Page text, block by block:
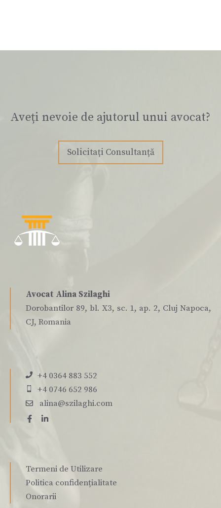
Aveți nevoie de ajutorul unui avocat?
Solicitați Consultanță
Avocat Alina Szilaghi
Dorobantilor 89, bl. X3, sc. 1, ap. 2, Cluj Napoca,
CJ, Romania
+4 0364 883 552
+4 0746 652 986
alina@szilaghi.com
Termeni de Utilizare
Politica confidențialitate
Onorarii